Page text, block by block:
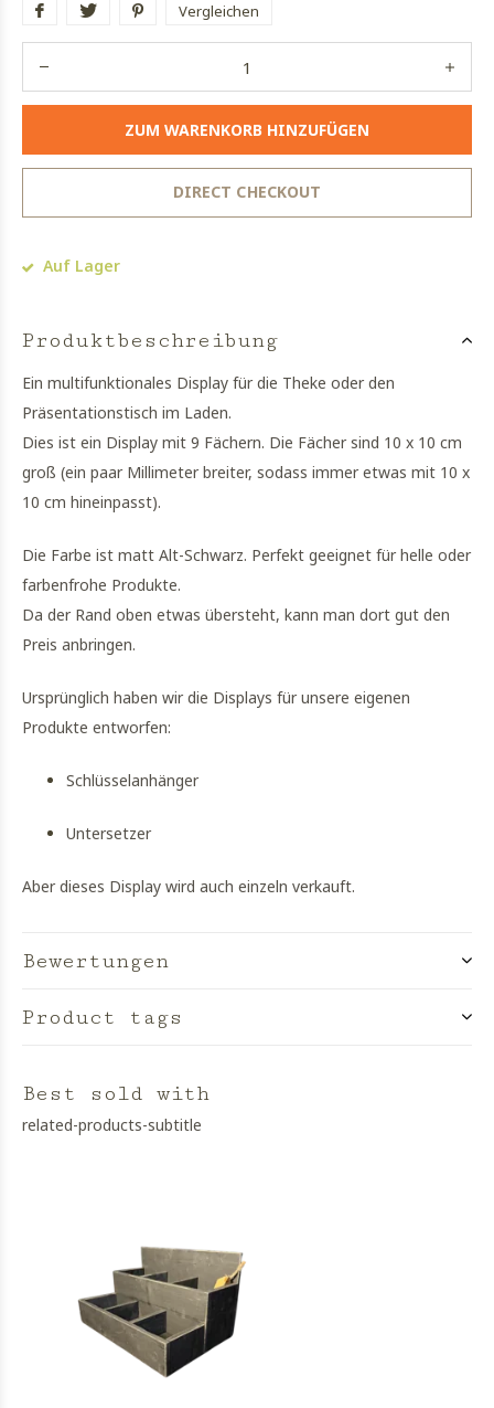
Vergleichen
ZUM WARENKORB HINZUFÜGEN
DIRECT CHECKOUT
Auf Lager
Produktbeschreibung
Ein multifunktionales Display für die Theke oder den
Präsentationstisch im Laden.
Dies ist ein Display mit 9 Fächern. Die Fächer sind 10 x 10 cm
groß (ein paar Millimeter breiter, sodass immer etwas mit 10 x
10 cm hineinpasst).
Die Farbe ist matt Alt-Schwarz. Perfekt geeignet für helle oder
farbenfrohe Produkte.
Da der Rand oben etwas übersteht, kann man dort gut den
Preis anbringen.
Ursprünglich haben wir die Displays für unsere eigenen
Produkte entworfen:
Schlüsselanhänger
Untersetzer
Aber dieses Display wird auch einzeln verkauft.
Bewertungen
Product tags
Best sold with
related-products-subtitle